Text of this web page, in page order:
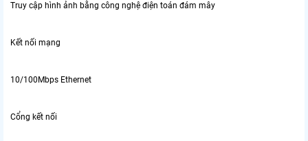
Truy cập hình ảnh bằng công nghệ điện toán đám mây
Kết nối mạng
10/100Mbps Ethernet
Cổng kết nối